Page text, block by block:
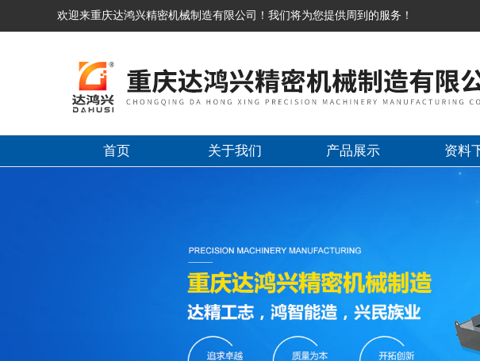
欢迎来重庆达鸿兴精密机械制造有限公司！我们将为您提供周到的服务！
首页 关于我们 产品展示 资料